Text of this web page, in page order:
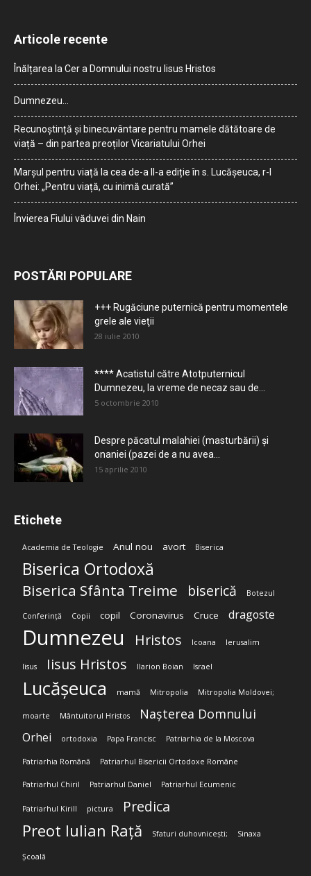
Articole recente
Înălțarea la Cer a Domnului nostru Iisus Hristos
Dumnezeu…
Recunoștință și binecuvântare pentru mamele dătătoare de
viață – din partea preoților Vicariatului Orhei
Marșul pentru viață la cea de-a II-a ediție în s. Lucășeuca, r-l
Orhei: „Pentru viață, cu inimă curată”
Învierea Fiului văduvei din Nain
POSTĂRI POPULARE
+++ Rugăciune puternică pentru momentele
grele ale vieţii
28 iulie 2010
**** Acatistul către Atotputernicul
Dumnezeu, la vreme de necaz sau de...
5 octombrie 2010
Despre păcatul malahiei (masturbării) şi
onaniei (pazei de a nu avea...
15 aprilie 2010
Etichete
Academia de Teologie Anul nou avort Biserica
Biserica Ortodoxă
Biserica Sfânta Treime biserică Botezul
Conferință Copii copil Coronavirus Cruce dragoste
Dumnezeu Hristos Icoana Ierusalim
Iisus Iisus Hristos Ilarion Boian Israel
Lucășeuca mamă Mitropolia Mitropolia Moldovei;
moarte Mântuitorul Hristos Nașterea Domnului
Orhei ortodoxia Papa Francisc Patriarhia de la Moscova
Patriarhia Română Patriarhul Bisericii Ortodoxe Române
Patriarhul Chiril Patriarhul Daniel Patriarhul Ecumenic
Patriarhul Kirill pictura Predica
Preot Iulian Rață Sfaturi duhovnicești; Sinaxa
Școală